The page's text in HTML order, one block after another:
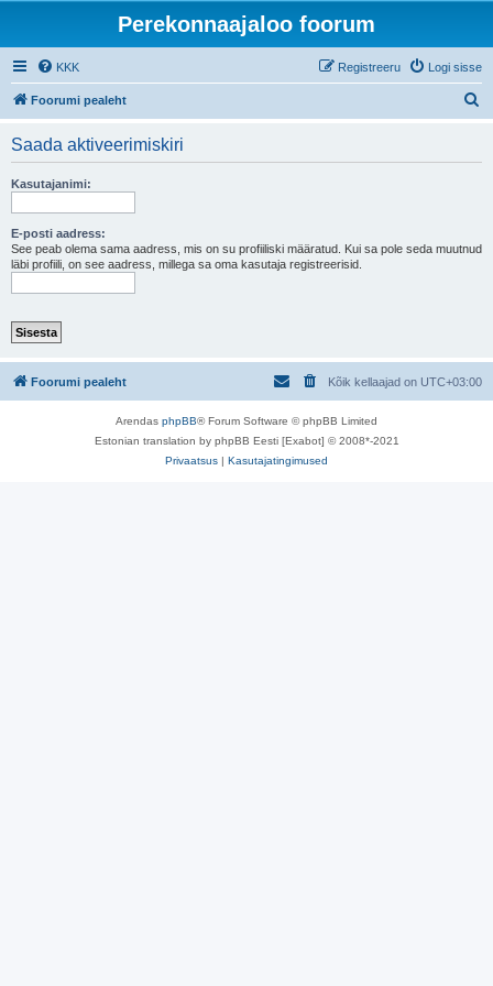
Perekonnaajaloo foorum
KKK Logi sisse
Registreeru
Foorumi pealeht
Saada aktiveerimiskiri
Kasutajanimi:
E-posti aadress:
See peab olema sama aadress, mis on su profiiliski määratud. Kui sa pole seda muutnud
läbi profiili, on see aadress, millega sa oma kasutaja registreerisid.
Foorumi pealeht Kõik kellaajad on UTC+03:00
Arendas phpBB® Forum Software © phpBB Limited
Estonian translation by phpBB Eesti [Exabot] © 2008*-2021
Privaatsus | Kasutajatingimused